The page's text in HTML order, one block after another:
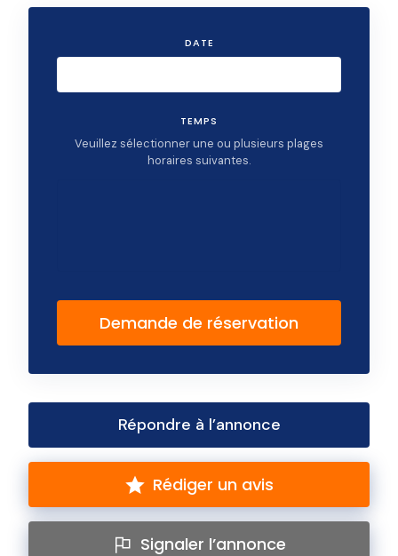
DATE
TEMPS
Veuillez sélectionner une ou plusieurs plages
horaires suivantes.
Demande de réservation
Répondre à l’annonce
Rédiger un avis
Signaler l’annonce